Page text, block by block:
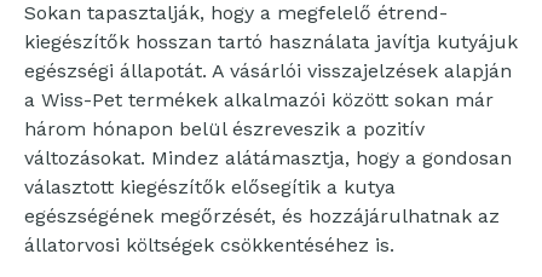
Sokan tapasztalják, hogy a megfelelő étrend-
kiegészítők hosszan tartó használata javítja kutyájuk
egészségi állapotát. A vásárlói visszajelzések alapján
a Wiss-Pet termékek alkalmazói között sokan már
három hónapon belül észreveszik a pozitív
változásokat. Mindez alátámasztja, hogy a gondosan
választott kiegészítők elősegítik a kutya
egészségének megőrzését, és hozzájárulhatnak az
állatorvosi költségek csökkentéséhez is.